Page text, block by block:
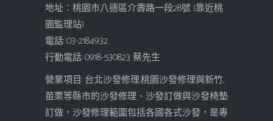
地址：桃園市八德區介壽路一段28號 (靠近桃
園監理站)
電話: 03-2184932
行動電話: 0918-530823 蔡先生
營業項目: 台北沙發修理,桃園沙發修理與新竹,
苗栗等縣市的沙發修理、沙發訂做與沙發椅墊
訂做，沙發修理範圍包括各國各式沙發，是專